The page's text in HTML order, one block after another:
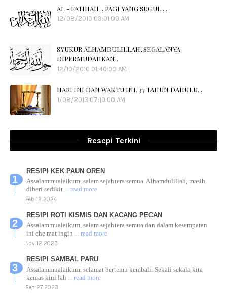
AL - FATIHAH ...PAGI YANG SUGUL....
12/08/2010 09:01:00 AM
SYUKUR ALHAMDULILLAH, SEGALANYA
DIPERMUDAHKAN..
12/10/2010 01:40:00 AM
HARI INI DAN WAKTU INI, 37 TAHUN DAHULU...
1/08/2013 07:10:00 AM
Resepi Terkini
RESIPI KEK PAUN OREN
Assalammualaikum, salam sejahtera semua. Alhamdulillah, masih
diberi sedikit
... read more
Feb 12 2024
RESIPI ROTI KISMIS DAN KACANG PECAN
Assalammualaikum, salam sejahtera semua dan dalam kesempatan
ini che mat ingin
... read more
Nov 12 2023
RESIPI SAMBAL PARU
Assalammualaikum, selamat bertemu kembali. Sekali sekala kita
kemas kini lah
... read more
Sep 27 2023